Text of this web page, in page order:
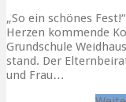
„So ein schönes
Herzen kommende
Grundschule
stand. Der
und Frau…